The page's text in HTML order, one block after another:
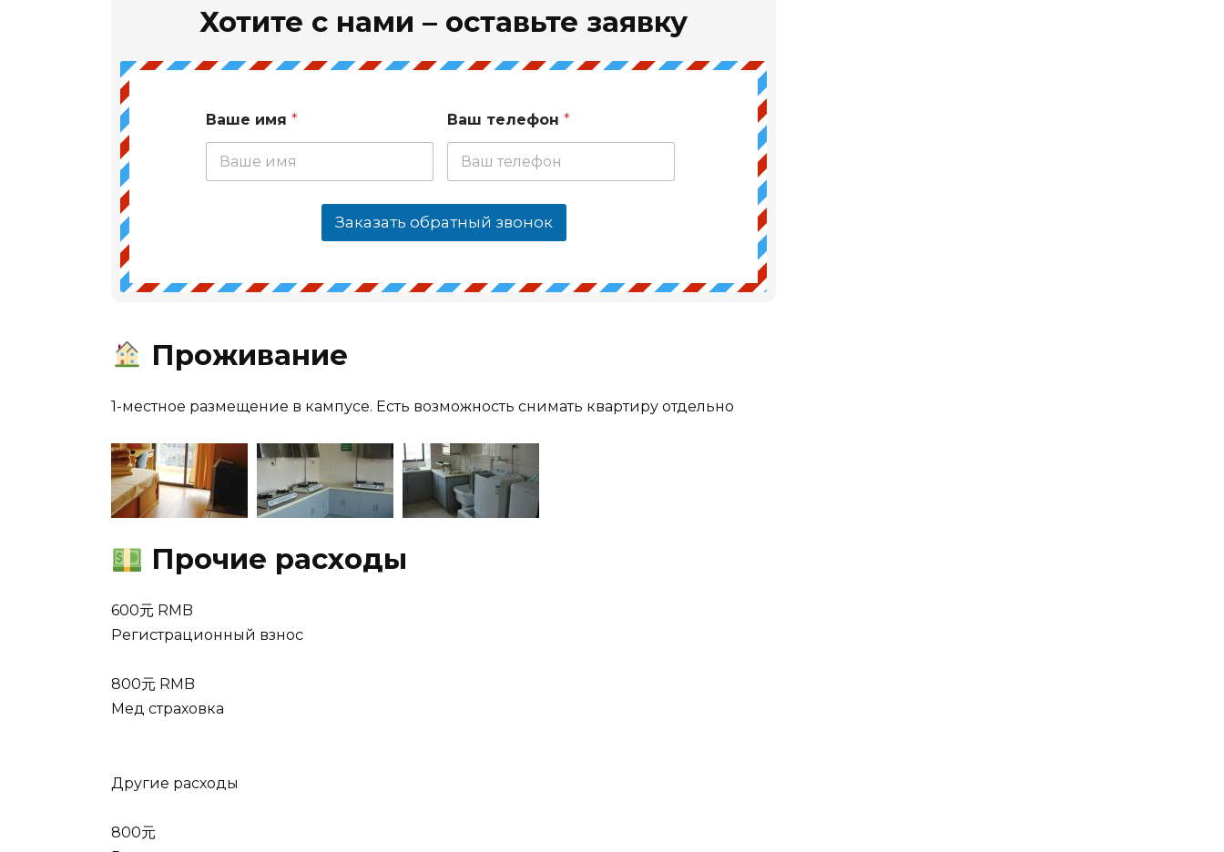
Хотите с нами – оставьте заявку
Ваше имя * Ваш телефон *
Заказать обратный звонок
Проживание
1-местное размещение в кампусе. Есть возможность снимать квартиру отдельно
Прочие расходы
600元 RMB
Регистрационный взнос
800元 RMB
Мед страховка
Другие расходы
800元